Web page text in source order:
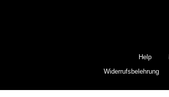
Help
Widerrufsbelehrung